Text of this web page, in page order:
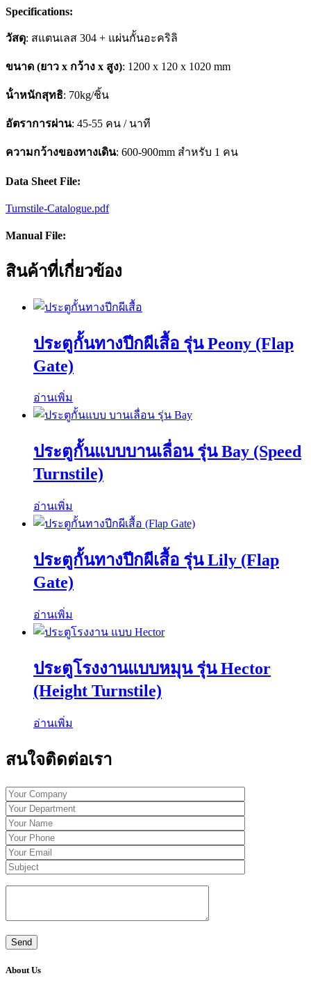
Specifications:
วัสดุ: สแตนเลส 304 + แผ่นกั้นอะคริลิ
ขนาด (ยาว x กว้าง x สูง): 1200 x 120 x 1020 mm
น้ําหนักสุทธิ: 70kg/ชิ้น
อัตราการผ่าน: 45-55 คน / นาที
ความกว้างของทางเดิน: 600-900mm สำหรับ 1 คน
Data Sheet File:
Turnstile-Catalogue.pdf
Manual File:
สินค้าที่เกี่ยวข้อง
ประตูกั้นทางปีกผีเสื้อ รุ่น Peony (Flap
Gate)
อ่านเพิ่ม
ประตูกั้นแบบบานเลื่อน รุ่น Bay (Speed
Turnstile)
อ่านเพิ่ม
ประตูกั้นทางปีกผีเสื้อ รุ่น Lily (Flap
Gate)
อ่านเพิ่ม
ประตูโรงงานแบบหมุน รุ่น Hector
(Height Turnstile)
อ่านเพิ่ม
สนใจติดต่อเรา
About Us